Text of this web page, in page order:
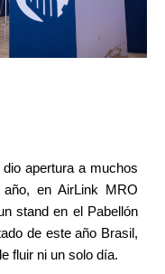
apertura a muchos
en AirLink MRO
stand en el Pabellón
de este año Brasil,
fluir ni un solo día.